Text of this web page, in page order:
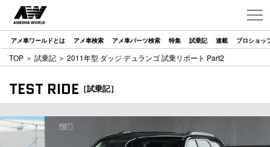
アメ車ワールドとは アメ車検索 アメ車パーツ検索 特集 試乗記 連載 プロショッ
TOP ＞ 試乗記 ＞ 2011年型 ダッジ デュランゴ 試乗リポート Part2
TEST RIDE ［試乗記］